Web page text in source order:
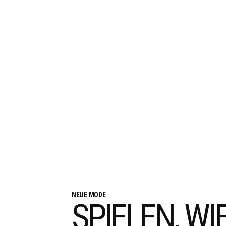
NEUE MODE
SPIELEN,